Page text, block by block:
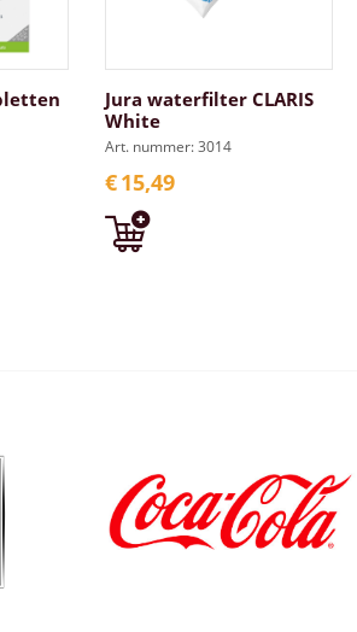
Jura waterfilter CLARIS
White
Art. nummer: 3014
€15,49